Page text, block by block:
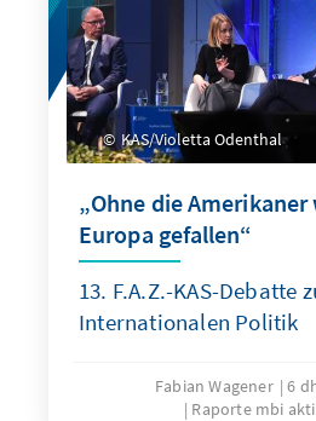
KAS/Violetta Odenthal
„Ohne die Amerikaner
Europa gefallen“
13. F.A.Z.-KAS-Debatte
Internationalen Politik
Fabian Wagener
6
Raporte mbi